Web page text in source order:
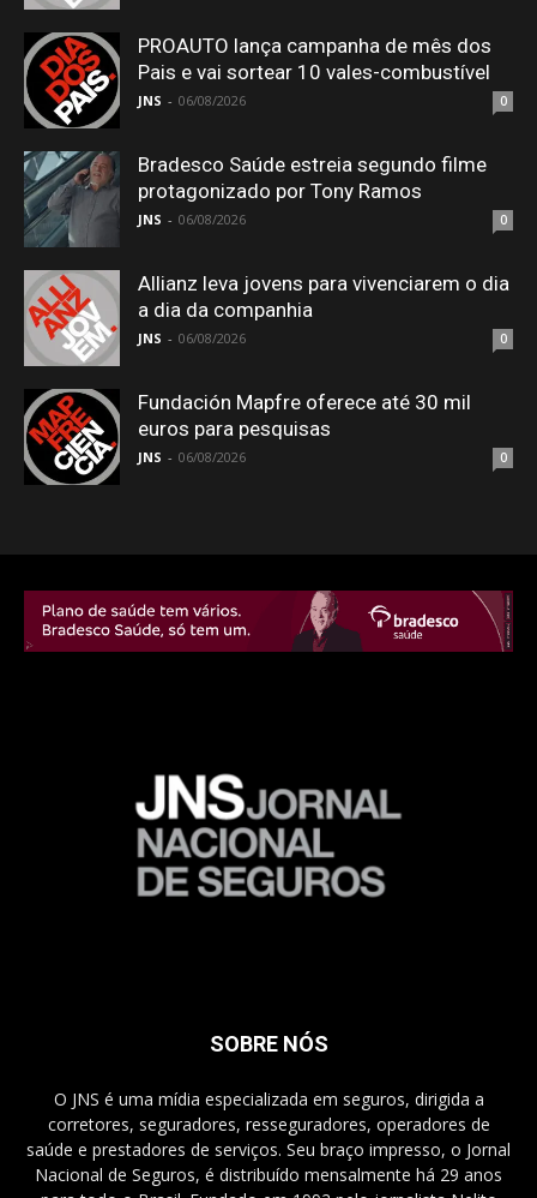
PROAUTO lança campanha de mês dos
Pais e vai sortear 10 vales-combustível
JNS - 06/08/2026 0
Bradesco Saúde estreia segundo filme
protagonizado por Tony Ramos
JNS - 06/08/2026 0
Allianz leva jovens para vivenciarem o dia
a dia da companhia
JNS - 06/08/2026 0
Fundación Mapfre oferece até 30 mil
euros para pesquisas
JNS - 06/08/2026 0
SOBRE NÓS
O JNS é uma mídia especializada em seguros, dirigida a
corretores, seguradores, resseguradores, operadores de
saúde e prestadores de serviços. Seu braço impresso, o Jornal
Nacional de Seguros, é distribuído mensalmente há 29 anos